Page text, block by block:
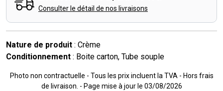
Consulter le détail de nos livraisons
Nature de produit : Crème
Conditionnement : Boite carton, Tube souple
Photo non contractuelle - Tous les prix incluent la TVA - Hors frais
de livraison. - Page mise à jour le 03/08/2026